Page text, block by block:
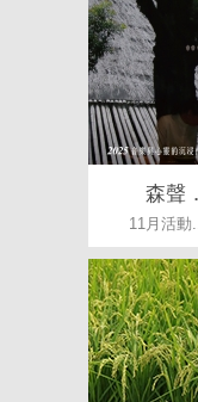
森聲
11月活動